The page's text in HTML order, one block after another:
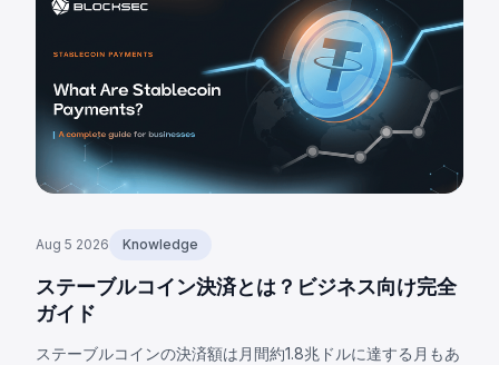
Aug 5 2026 Knowledge
ステーブルコイン決済とは？ビジネス向け完全
ガイド
ステーブルコインの決済額は月間約1.8兆ドルに達する月もあ